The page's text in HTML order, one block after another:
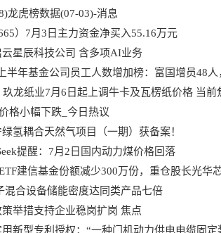
龙虎榜数据(07-03)-消息
）7月3日主力资金净买入55.16万元
星辰科技公司 含多项AI业务
半年基金公司员工人数增加榜：富国增员48人
名单）
玖龙纸业7月6日起上调牛卡及瓦楞纸价格 当前
格小幅下跌_今日热议
氢耦合天然气项目（一期）获备案！
提醒：7月2日国内动力煤价格回落
建信基金份额减少300万份，重仓股长光华
混合设备储能密度达同类产品七倍
举措支持企业稳岗扩岗 焦点
新型专利授权：“一种门机动力供电电缆固定